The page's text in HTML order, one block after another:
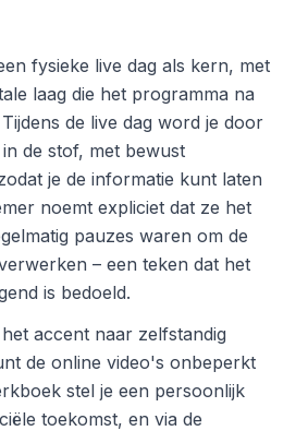
fysieke live dag als kern, met
laag die het programma na
de live dag word je door
de stof, met bewust
je de informatie kunt laten
noemt expliciet dat ze het
pauzes waren om de
– een teken dat het
is bedoeld.
accent naar zelfstandig
de online video's onbeperkt
stel je een persoonlijk
toekomst, en via de